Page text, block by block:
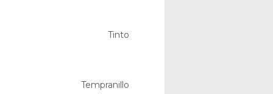
Tinto
Tempranillo